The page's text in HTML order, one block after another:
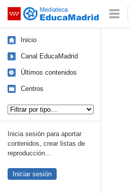
Saltar navegación
Inicio
Canal EducaMadrid
Últimos contenidos
Centros
Inicia sesión para aportar
contenidos, crear listas de
reproducción...
Iniciar sesión